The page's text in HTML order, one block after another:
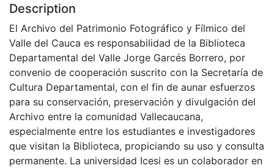
Description
El Archivo del Patrimonio Fotográfico y Fílmico del
Valle del Cauca es responsabilidad de la Biblioteca
Departamental del Valle Jorge Garcés Borrero, por
convenio de cooperación suscrito con la Secretaría de
Cultura Departamental, con el fin de aunar esfuerzos
para su conservación, preservación y divulgación del
Archivo entre la comunidad Vallecaucana,
especialmente entre los estudiantes e investigadores
que visitan la Biblioteca, propiciando su uso y consulta
permanente. La universidad Icesi es un colaborador en